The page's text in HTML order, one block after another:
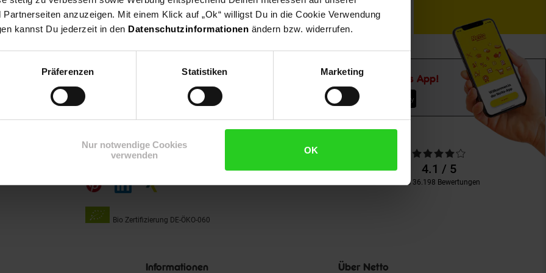
anzuzeigen. Mit einem Klick auf „Ok“ willigst Du in die Cookie Verwendung
kannst Du jederzeit in den Datenschutzinformationen ändern bzw. widerrufen.
Präferenzen Statistiken Marketing
Nur notwendige Cookies
verwenden
OK
**
Newsletter anmelden
Downloade die Netto plus App!
Folge
Bio Zertifizierung DE-ÖKO-060
Kundenbewertungen
Durchschnittliche
Bewertungen4.1 / 5
aus 36.198 Bewertungen
Informationen Über Netto